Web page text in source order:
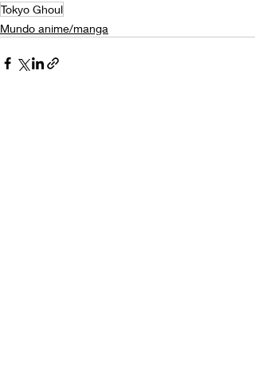
Tokyo Ghoul
Mundo anime/manga